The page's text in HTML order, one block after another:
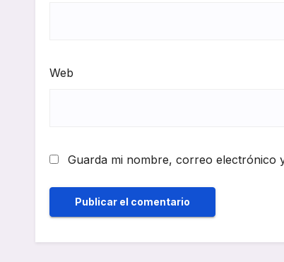
Web
Guarda mi nombre, correo electrónico